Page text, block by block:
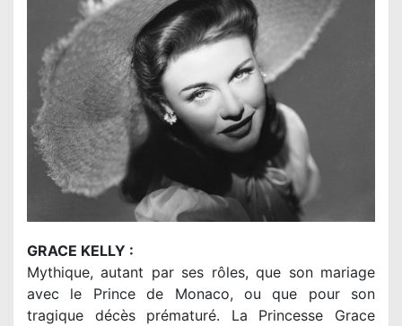
GRACE KELLY :
Mythique, autant par ses rôles, que son mariage
avec le Prince de Monaco, ou que pour son
tragique décès prématuré. La Princesse Grace